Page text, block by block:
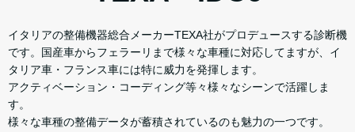
イタリアの整備機器総合メーカーTEXA社がプロデュースする診断機
です。国産車からフェラーリまで様々な車種に対応してますが、イ
タリア車・フランス車には特に威力を発揮します。
アクティベーション・コーディング等々様々なシーンで活躍しま
す。
様々な車種の整備データが蓄積されているのも魅力の一つです。